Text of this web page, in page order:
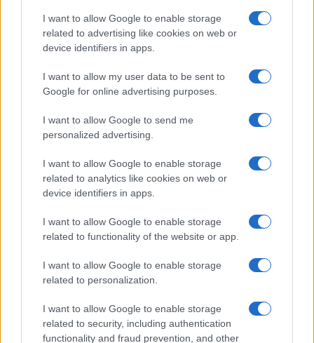
I want to allow Google to enable storage
related to advertising like cookies on web or
device identifiers in apps.
I want to allow my user data to be sent to
Google for online advertising purposes.
I want to allow Google to send me
personalized advertising.
I want to allow Google to enable storage
related to analytics like cookies on web or
device identifiers in apps.
I want to allow Google to enable storage
related to functionality of the website or app.
I want to allow Google to enable storage
related to personalization.
I want to allow Google to enable storage
related to security, including authentication
functionality and fraud prevention, and other
Cristian Castiglioni · 8 Ago 2026
FITNESS
Camilla Fiore · 7 Ago 2026
PIÙ LETTI